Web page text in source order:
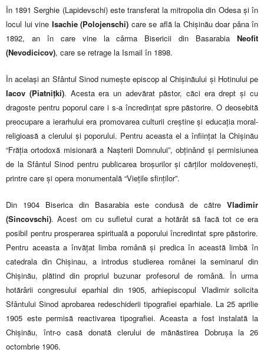
În 1891 Serghie (Lapidevschi) este transferat la mitropolia din Odesa și în
locul lui vine Isachie (Polojenschi) care se află la Chișinău doar pâna în
1892, an în care vine la cârma Bisericii din Basarabia Neofit
(Nevodicicov), care se retrage la Ismail în 1898.
În același an Sfântul Sinod numește episcop al Chișinăului și Hotinului pe
Iacov (Piatnițki). Acesta era un adevărat păstor, căci era drept și cu
dragoste pentru poporul care i s-a încredințat spre păstorire. O deosebită
preocupare a ierarhului era promovarea culturii creștine și educația moral-
religioasă a clerului și poporului. Pentru aceasta el a înființat la Chișinău
“Frăția ortodoxă misionară a Nașterii Domnului”, obținând și permisiunea
de la Sfântul Sinod pentru publicarea broșurilor și cărților moldovenești,
printre care și opera monumentală “Viețile sfinților”.
Din 1904 Biserica din Basarabia este condusă de către Vladimir
(Sincovschi). Acest om cu sufletul curat a hotărât să facă tot ce era
posibil pentru prosperarea spirituală a poporului încredintat spre păstorire.
Pentru aceasta a învățat limba română și predica în această limbă în
catedrala din Chișinau, a introdus studierea românei la seminarul din
Chișinău, plătind din propriul buzunar profesorul de română. În urma
hotărârii congresului eparhial din 1905, arhiepiscopul Vladimir solicita
Sfântului Sinod aprobarea redeschiderii tipografiei eparhiale. La 25 aprilie
1905 este permisă reactivarea tipografiei. Aceasta a fost instalată la
Chișinău, într-o casă donată clerului de mănăstirea Dobrușa la 26
octombrie 1906.